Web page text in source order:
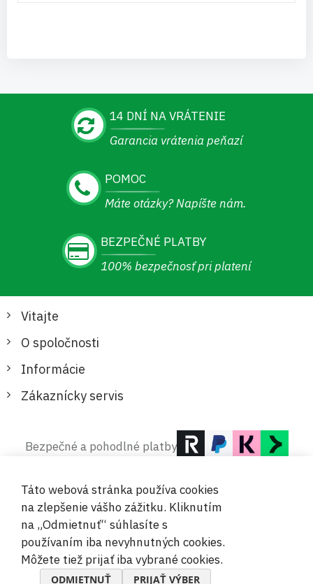
14 DNÍ NA VRÁTENIE
Garancia vrátenia peňazí
POMOC
Máte otázky? Napíšte nám.
BEZPEČNÉ PLATBY
100% bezpečnosť pri platení
Vitajte
O spoločnosti
Informácie
Zákaznícky servis
Bezpečné a pohodlné platby
© 2019-2026 Megamix s.r.o.
Táto webová stránka používa cookies
na zlepšenie vášho zážitku. Kliknutím
na „Odmietnuť“ súhlasíte s
používaním iba nevyhnutných cookies.
Môžete tiež prijať iba vybrané cookies.
ODMIETNUŤ PRIJAŤ VÝBER